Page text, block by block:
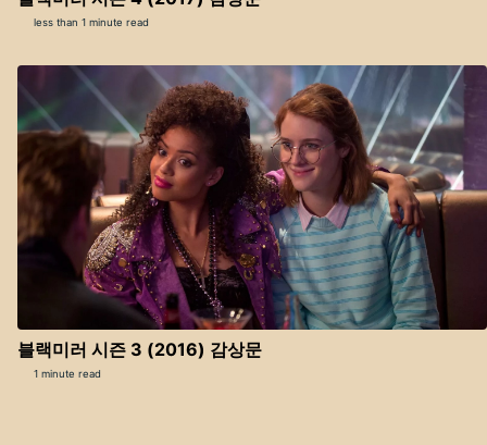
less than 1 minute read
블랙미러 시즌 3 (2016) 감상문
1 minute read